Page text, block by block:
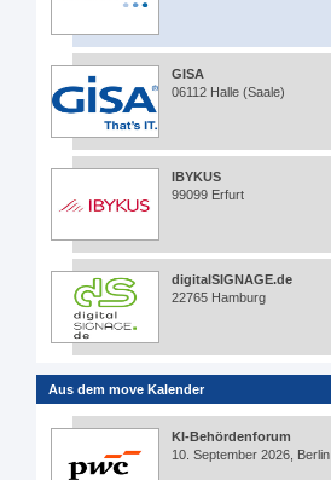
GISA
06112 Halle (Saale)
IBYKUS
99099 Erfurt
digitalSIGNAGE.de
22765 Hamburg
Aus dem move Kalender
KI-Behördenforum
10. September 2026, Berlin